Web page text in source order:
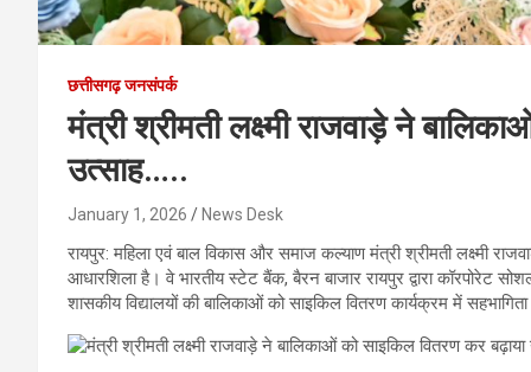
छत्तीसगढ़ जनसंपर्क
मंत्री श्रीमती लक्ष्मी राजवाड़े ने
उत्साह…..
January 1, 2026 News Desk
रायपुर: महिला एवं बाल विकास और समाज कल्याण मंत्री श्रीमती लक्ष्मी
आधारशिला है। वे भारतीय स्टेट बैंक, बैरन बाजार रायपुर द्वारा कॉरपोरेट
शासकीय विद्यालयों की बालिकाओं को साइकिल वितरण कार्यक्रम में